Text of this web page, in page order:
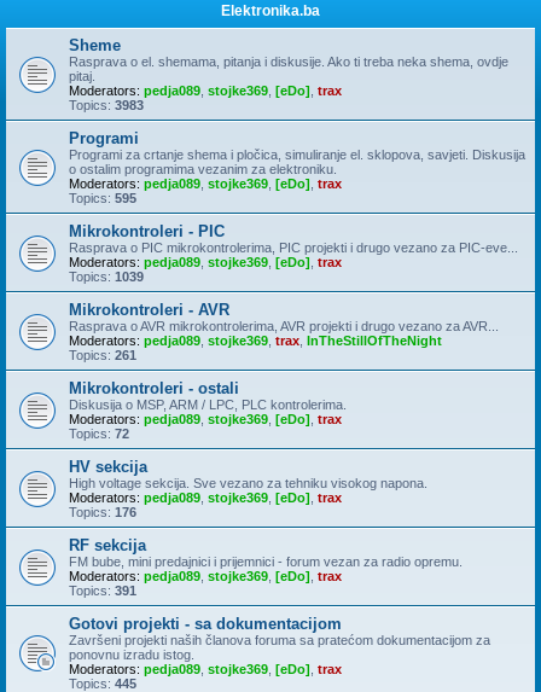
Elektronika.ba
Sheme
Rasprava o el. shemama, pitanja i diskusije. Ako ti treba neka shema, ovdje
pitaj.
Moderators: pedja089 stojke369 [eDo] trax
Topics: 3983
Programi
Programi za crtanje shema i pločica, simuliranje el. sklopova, savjeti. Diskusija
o ostalim programima vezanim za elektroniku.
Moderators: pedja089 stojke369 [eDo] trax
Topics: 595
Mikrokontroleri - PIC
Rasprava o PIC mikrokontrolerima, PIC projekti i drugo vezano za PIC-eve...
Moderators: pedja089 stojke369 [eDo] trax
Topics: 1039
Mikrokontroleri - AVR
Rasprava o AVR mikrokontrolerima, AVR projekti i drugo vezano za AVR...
Moderators: pedja089 stojke369 trax InTheStillOfTheNight
Topics: 261
Mikrokontroleri - ostali
Diskusija o MSP, ARM / LPC, PLC kontrolerima.
Moderators: pedja089 stojke369 [eDo] trax
Topics: 72
HV sekcija
High voltage sekcija. Sve vezano za tehniku visokog napona.
Moderators: pedja089 stojke369 [eDo] trax
Topics: 176
RF sekcija
FM bube, mini predajnici i prijemnici - forum vezan za radio opremu.
Moderators: pedja089 stojke369 [eDo] trax
Topics: 391
Gotovi projekti - sa dokumentacijom
Završeni projekti naših članova foruma sa pratećom dokumentacijom za
ponovnu izradu istog.
Moderators: pedja089 stojke369 [eDo] trax
Topics: 445